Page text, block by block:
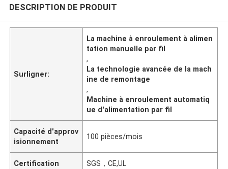
DESCRIPTION DE PRODUIT
Surligner:
La machine à enroulement à alimen
tation manuelle par fil
,
La technologie avancée de la mach
ine de remontage
,
Machine à enroulement automatiq
ue d'alimentation par fil
Capacité d'approv
isionnement
100 pièces/mois
Certification SGS，CE,UL